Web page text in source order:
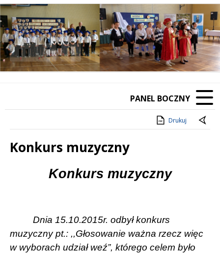
Poprzedni Element
Następny Element
❚❚
PANEL BOCZNY
Drukuj
Konkurs muzyczny
Konkurs muzyczny
Dnia 15.10.2015r. odbył konkurs
muzyczny pt.: ,,Głosowanie ważna rzecz więc
w wyborach udział weź”, którego celem było